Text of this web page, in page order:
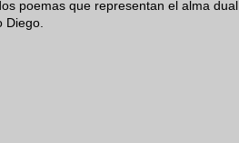
poemas que representan el alma dual